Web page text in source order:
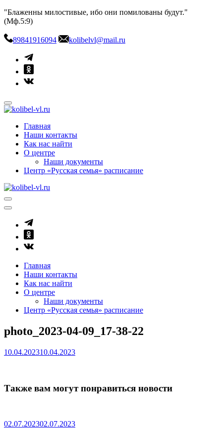
Skip
to
"Блаженны милостивые, ибо они помилованы будут."
(Мф.5:9)
89841916094 kolibelvl@mail.ru
kolibel-vl.ru
Центр защиты семьи, материнства и детства
Главная
Наши контакты
Как нас найти
О центре
Наши документы
Центр «Русская семья» расписание
Главная
Наши контакты
Как нас найти
О центре
Наши документы
Центр «Русская семья» расписание
photo_2023-04-09_17-38-22
10.04.202310.04.2023
Также вам могут понравиться новости
02.07.202302.07.2023